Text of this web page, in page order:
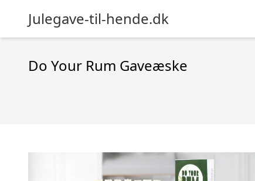
Julegave-til-hende.dk
Do Your Rum Gaveæske